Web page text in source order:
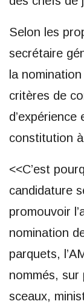
Selon les
secrétaire
la
critères de
constitution
<<C’est
candidature
promouvoir
nomination
parquets,
nommés,
sceaux,